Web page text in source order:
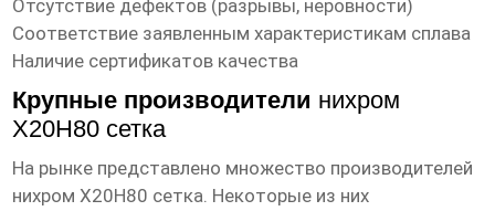
Отсутствие дефектов (разрывы, неровности)
Соответствие заявленным характеристикам сплава
Наличие сертификатов качества
Крупные производители нихром
Х20Н80 сетка
На рынке представлено множество производителей
нихром Х20Н80 сетка. Некоторые из них